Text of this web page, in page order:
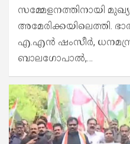
സമ്മേളനത്തിനായി
അമേരിക്കയിലെത്തി.
എ.എന്‍ ഷംസീര്‍,
ബാലഗോപാല്‍,…